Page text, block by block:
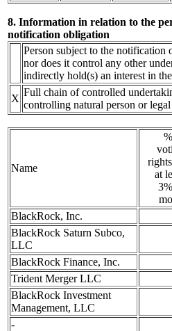
8. Information in relation to the
notification obligation
Person subject to the notification
nor does it control any other
indirectly hold(s) an interest in
X
Full chain of controlled
controlling natural person or
Name
at
BlackRock, Inc.
BlackRock Saturn Subco,
LLC
BlackRock Finance, Inc.
Trident Merger LLC
BlackRock Investment
Management, LLC
-